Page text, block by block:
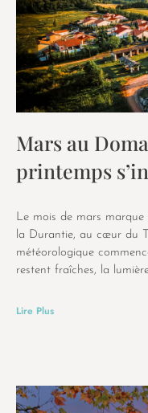
Mars au
printemps
Le mois de mars
la Durantie, au cœur du
météorologique
restent fraîches, la
Lire Plus